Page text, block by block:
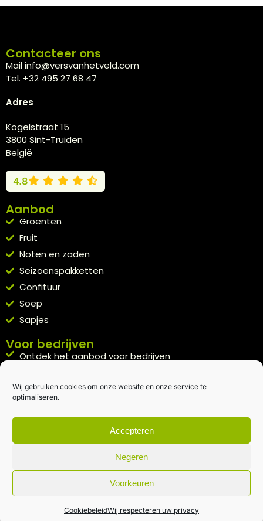
Wij gebruiken cookies om onze website en onze service te
optimaliseren.
Accepteren
Negeren
Voorkeuren
CookiebeleidWij respecteren uw privacy
Contacteer ons
Mail info@versvanhetveld.com
Tel. +32 495 27 68 47
Adres
Kogelstraat 15
3800 Sint-Truiden
België
4.8
Aanbod
Groenten
Fruit
Noten en zaden
Seizoenspakketten
Confituur
Soep
Sapjes
Voor bedrijven
Ontdek het aanbod voor bedrijven
Kennismakingspakket aanvragen
Blijft op de hoogte
Rechtstreeks van het veld naar je inbox.
Inschrijven nieuwsbrief
Algemene voorwaarden|Privacybeleid| gemaakt met door
creativitijd